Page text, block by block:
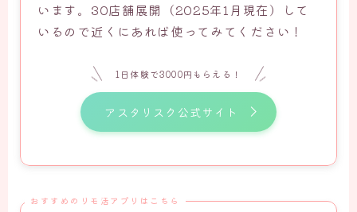
います。30店舗展開（2025年1月現在）して
いるので近くにあれば使ってみてください！
1日体験で3000円もらえる！
アスタリスク公式サイト
おすすめのリモ活アプリはこちら